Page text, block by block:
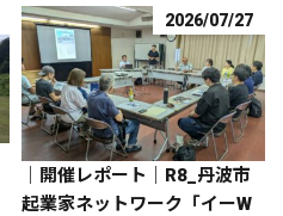
2026/07/27
｜開催レポート｜R8_丹波市
起業家ネットワーク「イーW